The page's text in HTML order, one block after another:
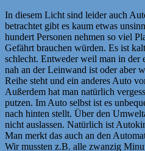
In diesem Licht sind leider auch
betrachtet gibt es kaum etwas
hundert Personen nehmen so viel
Gefährt brauchen würden. Es ist
schlecht. Entweder weil man in der
nah an der Leinwand ist oder aber
Reihe steht und ein anderes Auto
Außerdem hat man natürlich
putzen. Im Auto selbst ist es
nach hinten stellt. Über den
nicht auslassen. Natürlich ist
Man merkt das auch an den
Wir mussten z.B. alle zwanzig